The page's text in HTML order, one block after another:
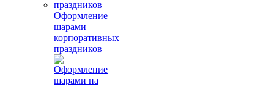
Оформление
шарами
корпоративных
праздников